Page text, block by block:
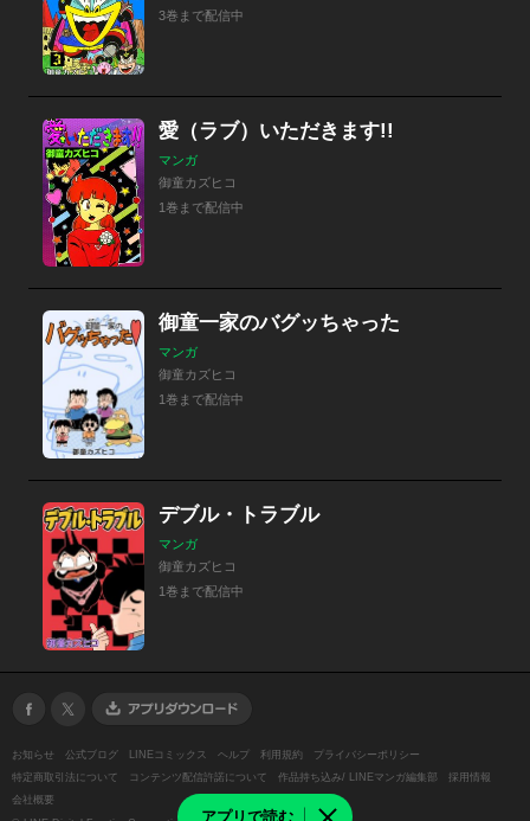
アプリで読む
3巻まで配信中
愛（ラブ）いただきます!!
マンガ
御童カズヒコ
1巻まで配信中
御童一家のバグッちゃった
マンガ
御童カズヒコ
1巻まで配信中
デブル・トラブル
マンガ
御童カズヒコ
1巻まで配信中
お知らせ 公式ブログ LINEコミックス ヘルプ 利用規約
プライバシーポリシー
特定商取引法について
コンテンツ配信許諾について 作品持ち込み/ LINEマンガ編集部
採用情報
会社概要